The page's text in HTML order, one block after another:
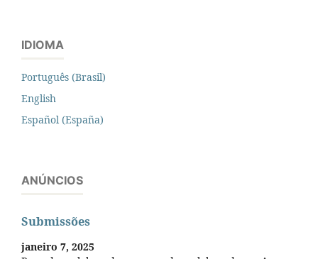
IDIOMA
Português (Brasil)
English
Español (España)
ANÚNCIOS
Submissões
janeiro 7, 2025